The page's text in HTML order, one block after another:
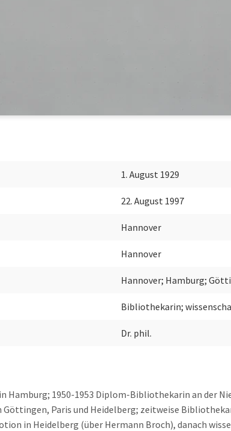
1. August 1929
22. August 1997
Hannover
Hannover
Hannover; Hamburg;
Bibliothekarin;
Dr. phil.
1950-1953 Diplom-Bibliothekarin an der
Paris und Heidelberg; zeitweise
in Heidelberg (über Hermann Broch), danach